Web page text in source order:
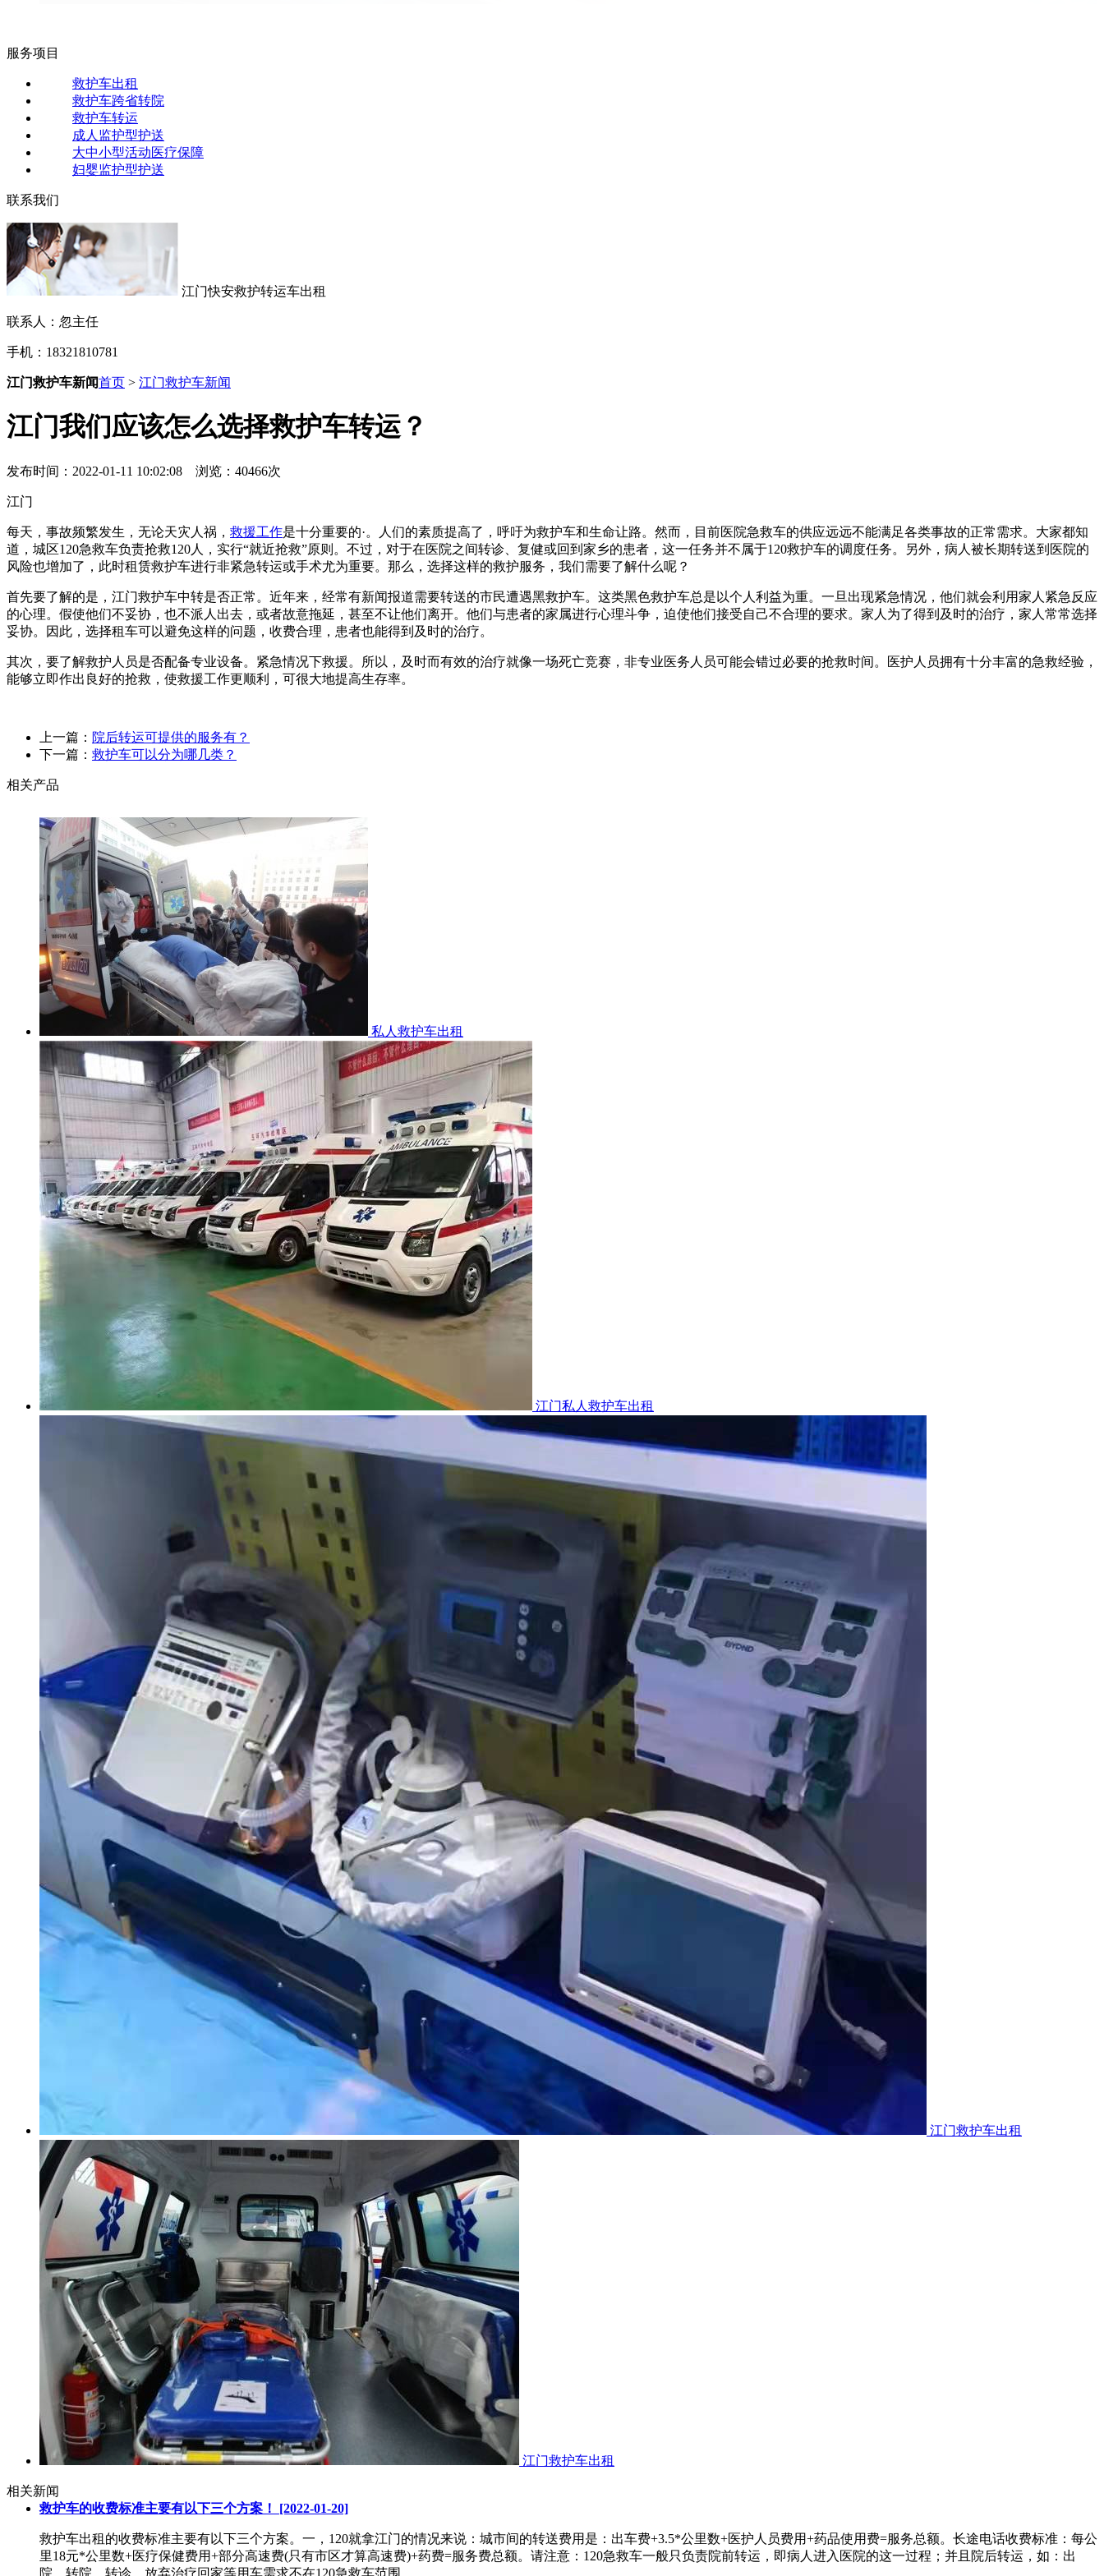
服务项目
救护车出租
救护车跨省转院
救护车转运
成人监护型护送
大中小型活动医疗保障
妇婴监护型护送
联系我们
江门快安救护转运车出租
联系人：忽主任
手机：18321810781
江门救护车新闻首页 > 江门救护车新闻
江门我们应该怎么选择救护车转运？
发布时间：2022-01-11 10:02:08 浏览：40466次
江门
每天，事故频繁发生，无论天灾人祸， 救援工作是十分重要的·。人们的素质提高了，呼吁为救护车和生命让路。然而，目前医院急救车的供应远远不能满足各类事故的正常需求。大家都知
道，城区120急救车负责抢救120人，实行“就近抢救”原则。不过，对于在医院之间转诊、复健或回到家乡的患者，这一任务并不属于120救护车的调度任务。另外，病人被长期转送到医院的
风险也增加了，此时租赁救护车进行非紧急转运或手术尤为重要。那么，选择这样的救护服务，我们需要了解什么呢？
首先要了解的是，江门救护车中转是否正常。近年来，经常有新闻报道需要转送的市民遭遇黑救护车。这类黑色救护车总是以个人利益为重。一旦出现紧急情况，他们就会利用家人紧急反应
的心理。假使他们不妥协，也不派人出去，或者故意拖延，甚至不让他们离开。他们与患者的家属进行心理斗争，迫使他们接受自己不合理的要求。家人为了得到及时的治疗，家人常常选择
妥协。因此，选择租车可以避免这样的问题，收费合理，患者也能得到及时的治疗。
其次，要了解救护人员是否配备专业设备。紧急情况下救援。所以，及时而有效的治疗就像一场死亡竞赛，非专业医务人员可能会错过必要的抢救时间。医护人员拥有十分丰富的急救经验，
能够立即作出良好的抢救，使救援工作更顺利，可很大地提高生存率。
上一篇： 院后转运可提供的服务有？
下一篇： 救护车可以分为哪几类？
相关产品
私人救护车出租
江门私人救护车出租
江门救护车出租
江门救护车出租
相关新闻
救护车的收费标准主要有以下三个方案！ [2022-01-20]
救护车出租的收费标准主要有以下三个方案。一，120就拿江门的情况来说：城市间的转送费用是：出车费+3.5*公里数+医护人员费用+药品使用费=服务总额。长途电话收费标准：每公
里18元*公里数+医疗保健费用+部分高速费(只有市区才算高速费)+药费=服务费总额。请注意：120急救车一般只负责院前转运，即病人进入医院的这一过程；并且院后转运，如：出
院，转院，转诊，放弃治疗回家等用车需求不在120急救车范围